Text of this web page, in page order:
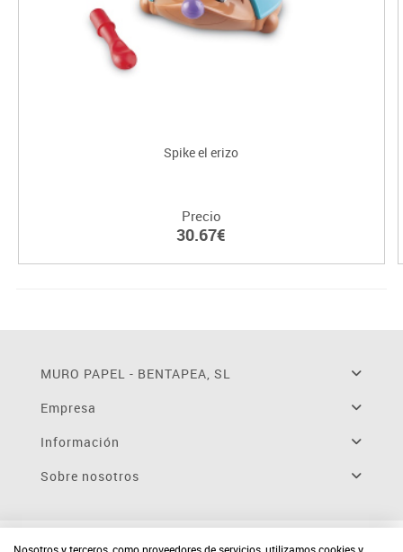
Spike el erizo
Precio
30.67€
MURO PAPEL - BENTAPEA, SL
Empresa
Información
Sobre nosotros